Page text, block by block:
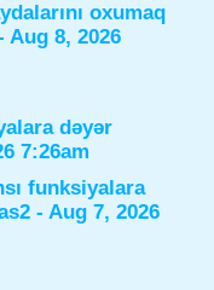
oxumaq
Aug 8, 2026
dəyər
7:26am
funksiyalara
- Aug 7, 2026